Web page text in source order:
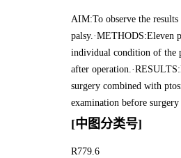
AIM:To observe the
palsy.·METHODS:Eleven
individual condition of the
after
surgery combined with
examination before
[中图分类号]
R779.6